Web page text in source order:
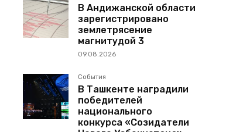
В Андижанской области
зарегистрировано
землетрясение
магнитудой 3
09.08.2026
События
В Ташкенте наградили
победителей
национального
конкурса «Созидатели